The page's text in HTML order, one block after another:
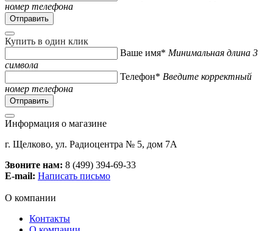
номер телефона
Купить в один клик
Ваше имя* Минимальная длина 3
символа
Телефон* Введите корректный
номер телефона
Информация о магазине
г. Щелково, ул. Радиоцентра № 5, дом 7А
Звоните нам: 8 (499) 394-69-33
E-mail: Написать письмо
О компании
Контакты